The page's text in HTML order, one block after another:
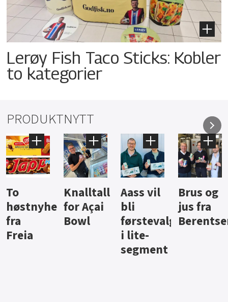
Lerøy Fish Taco Sticks: Kobler
to kategorier
PRODUKTNYTT
Knalltall
for Açai
Bowl
Aass vil
bli
førstevalg
Brus og
jus fra
Berentsen
Hard
iste fra
Hansa